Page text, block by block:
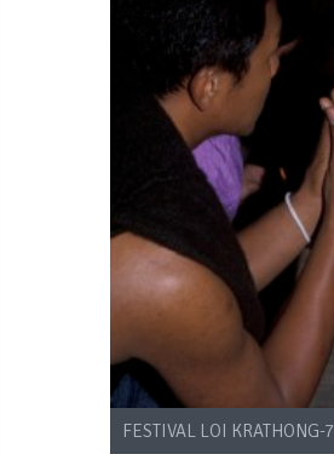
FESTIVAL LOI KRATHONG-7